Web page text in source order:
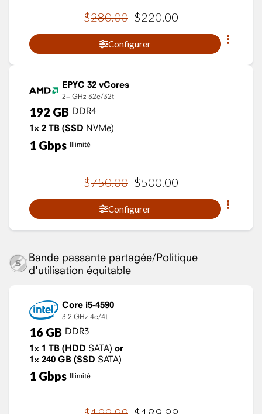
$280.00 $220.00
Configurer
EPYC 32 vCores
2+ GHz 32c/32t
192 GB DDR4
1× 2 TB (SSD NVMe)
1 Gbps Illimité
$750.00 $500 00
Configurer
Bande passante partagée/Politique
d'utilisation équitable
Core i5-4590
3.2 GHz 4c/4t
16 GB DDR3
1× 1 TB (HDD SATA) or
1× 240 GB (SSD SATA)
1 Gbps Illimité